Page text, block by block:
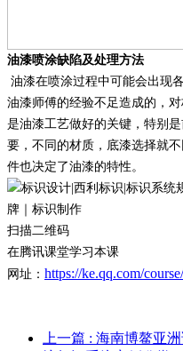
油漆喷涂缺陷及处理方法
油漆在喷涂过程中可能会出现
油漆师傅的经验不足造成的，
是油漆工艺做好的关键，特别
要，不同的材质，底漆选择就
件也决定了油漆的特性。
扫描二维码
在腾讯课堂学习本课
网址： https://ke.qq.com/
上一篇 : 海南博鳌亚